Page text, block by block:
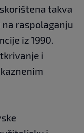
takva
raspolaganju
iz 1990.
i